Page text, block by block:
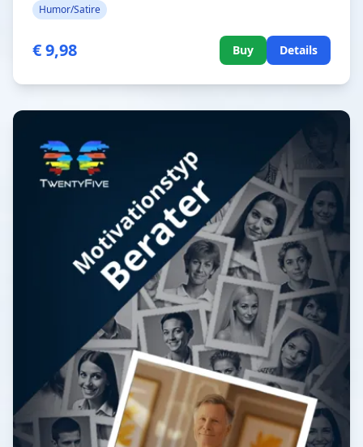
in der Bahn, es wird Ihnen ein Lächeln ins Gesicht
Das ist vielleicht zu hoch gegriffen, aber der
Heimatdichter Thomas Seyer schrieb hier für Sie
mitspielen könnten. Meist lustig, aber manchmal auch
Schärer
Humor/Satire
€ 9,98 Buy Details